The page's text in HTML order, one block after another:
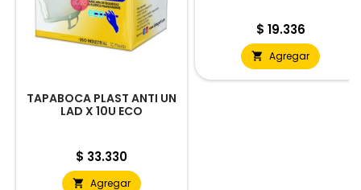
TAPABOCA PLAST ANTI UN
LAD X 10U ECO
Precio
$ 33.330
 Agregar
Precio
$ 19.336
 Agregar